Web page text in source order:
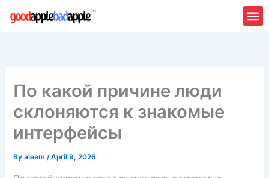
По какой причине люди
склоняются к знакомые
интерфейсы
Byaleem/April 9, 2026